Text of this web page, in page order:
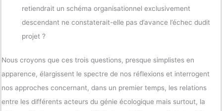
retiendrait un schéma organisationnel exclusivement
descendant ne constaterait-elle pas d’avance l’échec dudit
projet ?
Nous croyons que ces trois questions, presque simplistes en
apparence, élargissent le spectre de nos réflexions et interrogent
nos approches concernant, dans un premier temps, les relations
entre les différents acteurs du génie écologique mais surtout, la